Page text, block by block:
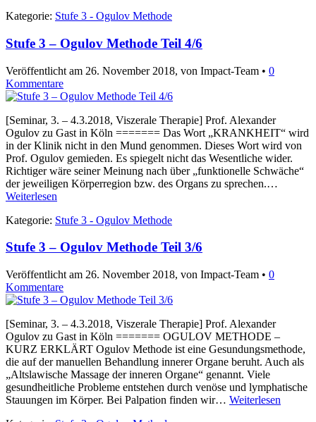
Kategorie: Stufe 3 - Ogulov Methode
Stufe 3 – Ogulov Methode Teil 4/6
Veröffentlicht am 26. November 2018, von Impact-Team • 0
Kommentare
[Seminar, 3. – 4.3.2018, Viszerale Therapie] Prof. Alexander
Ogulov zu Gast in Köln ======= Das Wort „KRANKHEIT“ wird
in der Klinik nicht in den Mund genommen. Dieses Wort wird von
Prof. Ogulov gemieden. Es spiegelt nicht das Wesentliche wider.
Richtiger wäre seiner Meinung nach über „funktionelle Schwäche“
der jeweiligen Körperregion bzw. des Organs zu sprechen.…
Weiterlesen
Kategorie: Stufe 3 - Ogulov Methode
Stufe 3 – Ogulov Methode Teil 3/6
Veröffentlicht am 26. November 2018, von Impact-Team • 0
Kommentare
[Seminar, 3. – 4.3.2018, Viszerale Therapie] Prof. Alexander
Ogulov zu Gast in Köln ======= OGULOV METHODE –
KURZ ERKLÄRT Ogulov Methode ist eine Gesundungsmethode,
die auf der manuellen Behandlung innerer Organe beruht. Auch als
„Altslawische Massage der inneren Organe“ genannt. Viele
gesundheitliche Probleme entstehen durch venöse und lymphatische
Stauungen im Körper. Bei Palpation finden wir… Weiterlesen